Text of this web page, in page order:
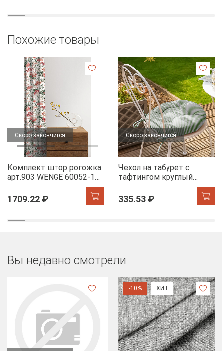
Похожие товары
Скоро закончится
Комплект штор рогожка
арт.903 WENGE 60052-1
1709.22 ₽
Скоро закончится
Чехол на табурет с
тафтингом круглый
WENGE 60049-1 Tropical
accent
335.53 ₽
Вы недавно смотрели
-10% ХИТ